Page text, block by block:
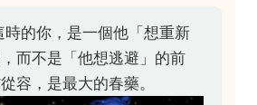
時的你，是一個他「想重新
而不是「他想逃避」的前
容，是最大的春藥。